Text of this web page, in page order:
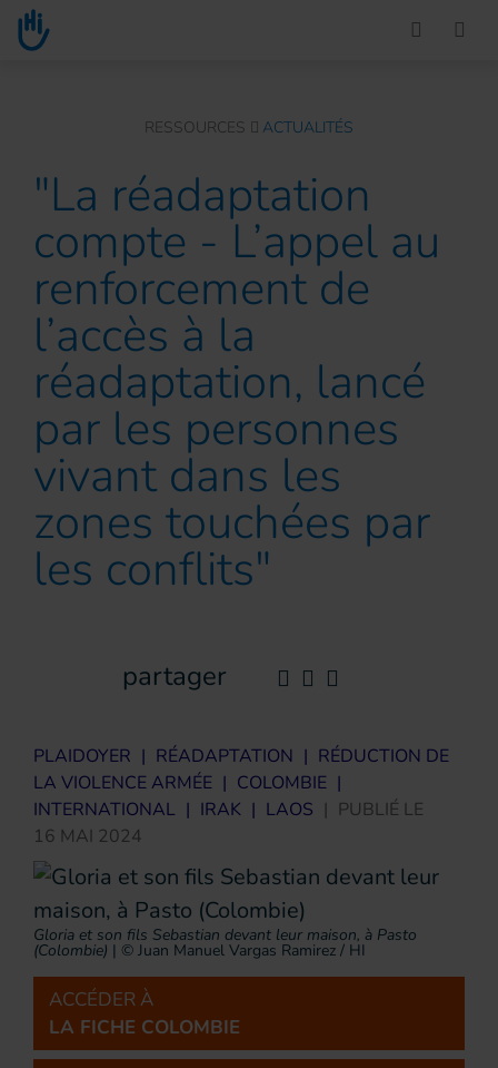
Go to main content
You are here :RESSOURCES ACTUALITÉS
"La réadaptation
compte - L’appel au
renforcement de
l’accès à la
réadaptation, lancé
par les personnes
vivant dans les
zones touchées par
les conflits"
partager
PLAIDOYER | RÉADAPTATION | RÉDUCTION DE
LA VIOLENCE ARMÉE | COLOMBIE |
INTERNATIONAL | IRAK | LAOS | PUBLIÉ LE
16 MAI 2024
Gloria et son fils Sebastian devant leur maison, à Pasto
(Colombie) | © Juan Manuel Vargas Ramirez / HI
ACCÉDER À
LA FICHE COLOMBIE